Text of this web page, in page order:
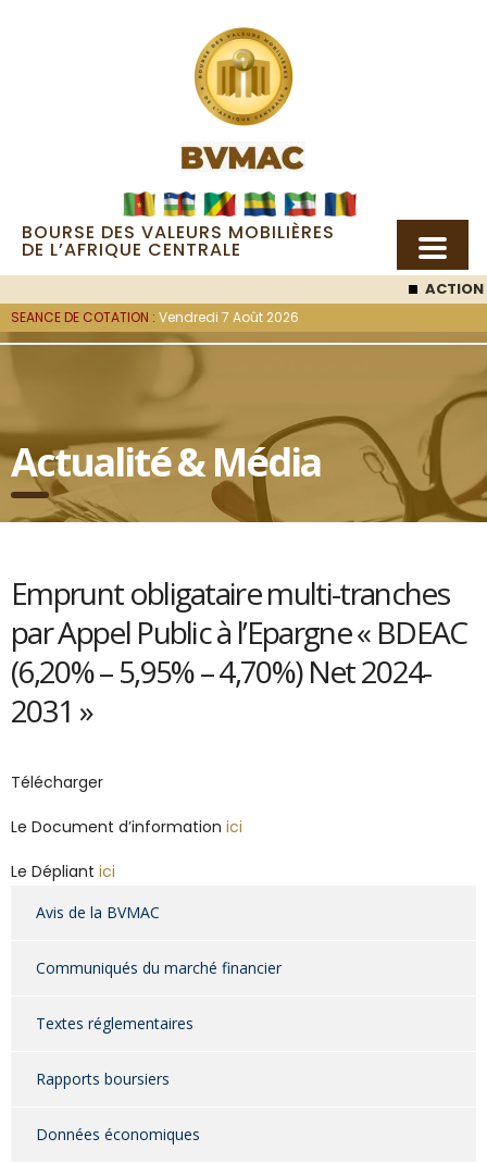
BOURSE DES VALEURS MOBILIÈRES
DE L’AFRIQUE CENTRALE
ACTION
SEANCE DE COTATION : Vendredi 7 Août 2026
Actualité & Média
Emprunt obligataire multi-tranches
par Appel Public à l’Epargne « BDEAC
(6,20% – 5,95% – 4,70%) Net 2024-
2031 »
Télécharger
Le Document d’information ici
Le Dépliant ici
Avis de la BVMAC
Communiqués du marché financier
Textes réglementaires
Rapports boursiers
Données économiques